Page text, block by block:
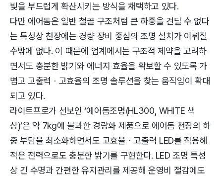
빛을 부드럽게 확산시키는 방식을 채택하고 있다.
다만 에어돔은 일반 철골 구조처럼 큰 하중을 견딜 수 없다
는 특성상 천장에는 경량 장비 중심의 조명 설치가 이뤄질
수밖에 없다. 이 때문에 업계에서는 구조적 제약을 고려하
면서도 충분한 밝기와 에너지 효율을 확보할 수 있도록 가
볍고 고출력ㆍ고효율의 조명 솔루션을 찾는 움직임이 확대
되고 있다.
라이트프로가 선보인 ‘에어돔조명(HL300, WHITE 색
상)’은 약 7kg에 불과한 경량화 제품으로 에어돔 천장의 하
중 부담을 최소화하면서도 고효율ㆍ고출력 LED를 적용해
적은 전력으로도 충분한 밝기를 구현한다. LED 조명 특성
상 긴 수명과 간편한 유지관리를 제공해 운영비 절감에도